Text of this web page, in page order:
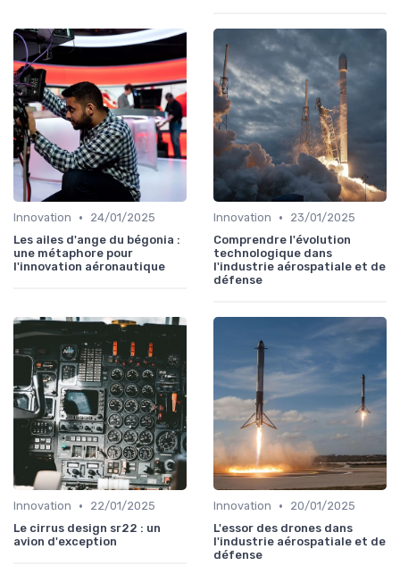
Innovation •
24/01/2025
Les ailes d'ange du bégonia :
une métaphore pour
l'innovation aéronautique
Innovation •
23/01/2025
Comprendre l'évolution
technologique dans
l'industrie aérospatiale et de
défense
Innovation •
22/01/2025
Le cirrus design sr22 : un
avion d'exception
Innovation •
20/01/2025
L'essor des drones dans
l'industrie aérospatiale et de
défense